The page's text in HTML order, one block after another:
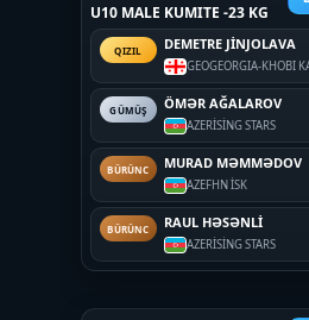
U10 MALE KUMITE -23 KG
QIZIL DEMETRE JİNJOLAVA
GEOGEORGIA-KHOBI
GÜMÜŞ ÖMƏR AĞALAROV
AZERİSİNG STARS
BÜRÜNC MURAD MƏMMƏDOV
AZEFHN İSK
BÜRÜNC RAUL HƏSƏNLİ
AZERİSİNG STARS